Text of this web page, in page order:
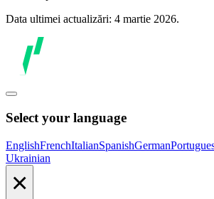
Data ultimei actualizări: 4 martie 2026.
Select your language
EnglishFrenchItalianSpanishGerman
Ukrainian
×